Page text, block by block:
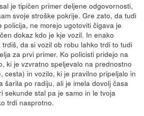
je tipičen primer deljene odgovornosti,
svoje stroške pokrije. Gre zato, da tudi
ne morejo ugotoviti čigava je
dokaz kdo je kje vozil. In enako
da si vozil ob robu lahko trdi to tudi
za prvi primer. Ko policisti pridejo na
ki je vzvratno speljevalo na prednostno
cesta) in vozilo, ki je pravilno pripeljalo in
šarila po radiju, ali je imela dovolj časa
sekunde stal pa je samo in le tvoja
trdi nasprotno.